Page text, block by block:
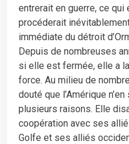
entrerait en guerre, ce qui
procéderait
immédiate du détroit
Depuis de nombreuses
si elle est fermée, elle a
force. Au milieu de
douté que l’Amérique
plusieurs raisons. Elle
coopération avec ses
Golfe et ses alliés